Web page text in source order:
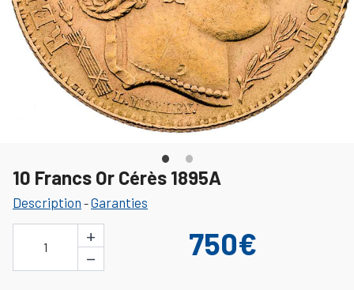
10 Francs Or Cérès 1895A
Description -Garanties
1
+
−
750€